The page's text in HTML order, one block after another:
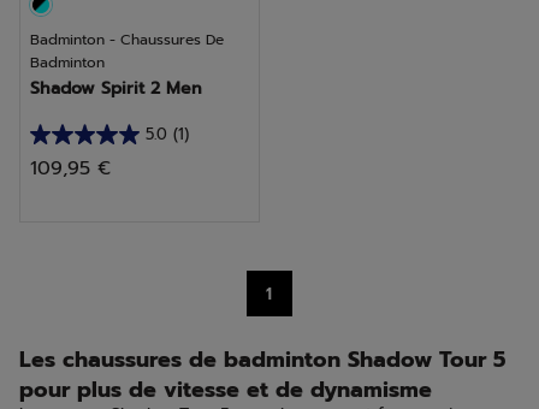
Badminton - Chaussures De
Badminton
Shadow Spirit 2 Men
5.0 (1)
5.0
sur
109,95 €
1
Les chaussures de badminton Shadow Tour 5
pour plus de vitesse et de dynamisme